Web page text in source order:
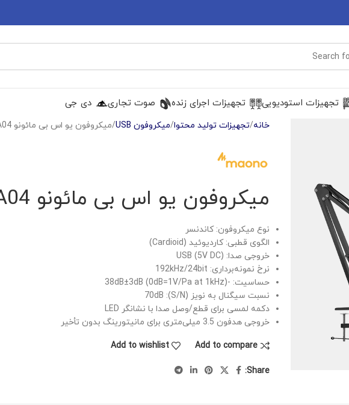
تجهیزات استودیویی تجهیزات اجرای زنده صوت تجاری دی جی
خانه تجهیزات تولید محتوا میکروفون USB میکروفون یو اس بی مائونو Maono AU-A04
میکروفون یو اس بی مائونو Maono AU-A04
نوع میکروفون:کاندنسر
الگوی قطبی:کاردیوئید (Cardioid)
خروجی صدا: USB (5V DC)
نرخ نمونه‌برداری: 192kHz/24bit
حساسیت: -38dB±3dB (0dB=1V/Pa at 1kHz)
نسبت سیگنال به نویز (S/N): 70dB
دکمه لمسی برای قطع/وصل صدا با نشانگر LED
خروجی هدفون 3.5 میلی‌متری برای مانیتورینگ بدون تأخیر
Add to compare
Add to wishlist
Share: